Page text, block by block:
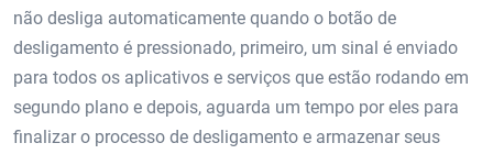
não desliga automaticamente quando o botão de
desligamento é pressionado, primeiro, um sinal é enviado
para todos os aplicativos e serviços que estão rodando em
segundo plano e depois, aguarda um tempo por eles para
finalizar o processo de desligamento e armazenar seus